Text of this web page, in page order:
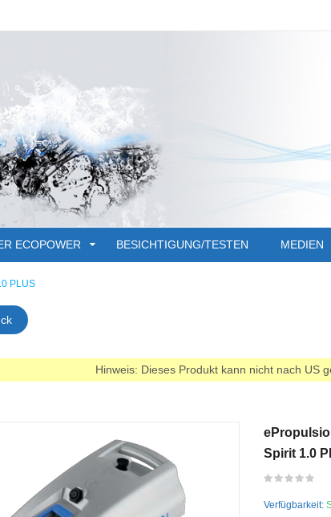
ECOPOWER BESICHTIGUNG/TESTEN MEDIEN
PLUS
Hinweis: Dieses Produkt kann nicht nach US
Spirit 1.0
Verfügbarkeit: